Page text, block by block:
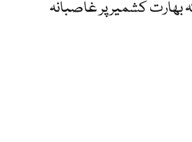
بھارت کشمیر پر غاصبانہ